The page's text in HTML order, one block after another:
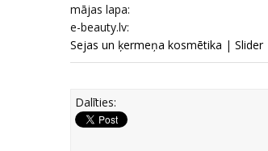
mājas lapa:
e-beauty.lv:
Sejas un ķermeņa kosmētika | Slider
Dalīties: